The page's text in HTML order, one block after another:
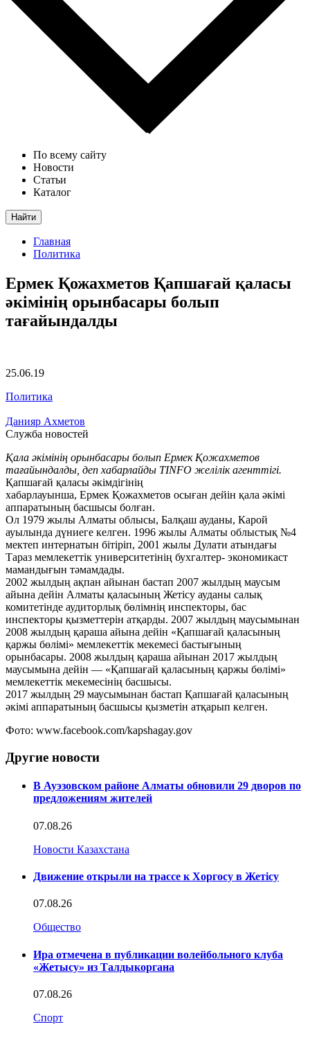
По всему сайту
Новости
Статьи
Каталог
Найти
Главная
Политика
Ермек Қожахметов Қапшағай қаласы
әкімінің орынбасары болып
тағайындалды
25.06.19
Политика
Данияр Ахметов
Служба новостей
Қала әкімінің орынбасары болып Ермек Қожахметов
тағайындалды, деп хабарлайды TINFO желілік агенттігі.
Қапшағай қаласы әкімдігінің
хабарлауынша, Ермек Қожахметов осыған дейін қала әкімі
аппаратының басшысы болған.
Ол 1979 жылы Алматы облысы, Балқаш ауданы, Карой
ауылында дүниеге келген. 1996 жылы Алматы облыстық №4
мектеп интернатын бітіріп, 2001 жылы Дулати атындағы
Тараз мемлекеттік университетінің бухгалтер- экономикаст
мамандығын тәмамдады.
2002 жылдың ақпан айынан бастап 2007 жылдың маусым
айына дейін Алматы қаласының Жетісу ауданы салық
комитетінде аудиторлық бөлімнің инспекторы, бас
инспекторы қызметтерін атқарды. 2007 жылдың маусымынан
2008 жылдың қараша айына дейін «Қапшағай қаласының
қаржы бөлімі» мемлекеттік мекемесі бастығының
орынбасары. 2008 жылдың қараша айынан 2017 жылдың
маусымына дейін — «Қапшағай қаласының қаржы бөлімі»
мемлекеттік мекемесінің басшысы.
2017 жылдың 29 маусымынан бастап Қапшағай қаласының
әкімі аппаратының басшысы қызметін атқарып келген.
Фото: www.facebook.com/kapshagay.gov
Другие новости
В Ауэзовском районе Алматы обновили 29 дворов по
предложениям жителей
07.08.26
Новости Казахстана
Движение открыли на трассе к Хоргосу в Жетісу
07.08.26
Общество
Ира отмечена в публикации волейбольного клуба
«Жетысу» из Талдыкоргана
07.08.26
Спорт